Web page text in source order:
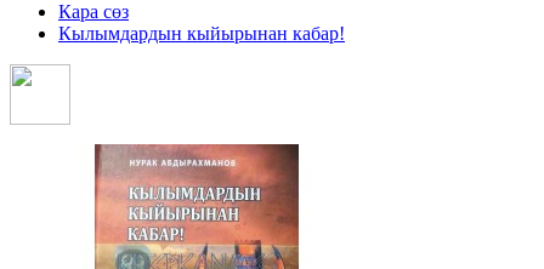
Кара сөз
Кылымдардын кыйырынан кабар!